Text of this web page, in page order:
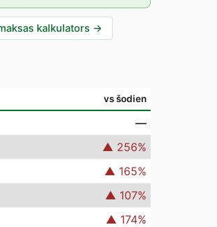
kalkulators →
vs šodien
—
▲ 256%
▲ 165%
▲ 107%
▲ 174%